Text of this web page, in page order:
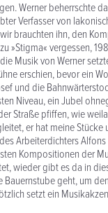
Werner beherrschte
Verfasser von
brauchten ihn, den
»Stigma« vergessen,
Musik von Werner
erschien, bevor ein
und die
Niveau, ein Jubel
Straße pfiffen, wie
er hat meine
Arbeiterdichters
Kompositionen der
wieder gibt es da in
geht, um
setzt ein